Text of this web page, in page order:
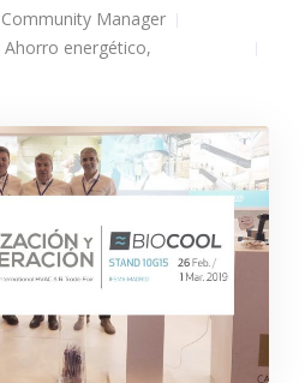
Community Manager
Ahorro energético,